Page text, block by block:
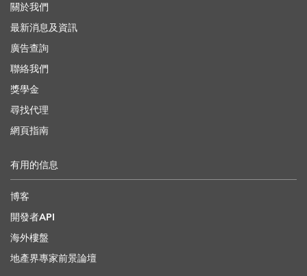
關於我們
最新消息及資訊
廣告查詢
聯絡我們
獎學金
尋找代理
網頁指南
有用的信息
博客
開發者API
海外樓盤
地產界專家前景論壇